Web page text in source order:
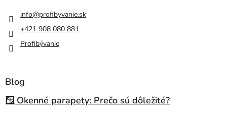
info@profibyvanie.sk
+421 908 080 881
Profibývanie
Blog
🪟 Okenné parapety: Prečo sú dôležité?